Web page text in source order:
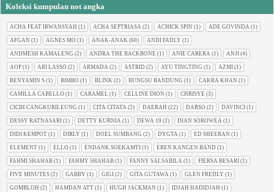
Koleksi kumpulan not angka
ACHA FEAT IRWANSYAH (1) ACHA SEPTRIASA (2) ACHICK SPIN (1) ADE GOVINDA (1)
AFGAN (1) AGNES MO (1) ANAK-ANAK (60) ANDI FADLY (1)
ANDMESH KAMALENG (2) ANDRA THE BACKBONE (1) ANIE CARERA (1) ANJI (4)
AOP (1) ARI LASSO (2) ARMADA (2) ASTRID (2) AYU TINGTING (1) AZMI (1)
BENYAMIN S (1) BIMBO (1) BLINK (2) BUNGSU BANDUNG (1) CAKRA KHAN (1)
CAMILLA CABELLO (1) CARAMEL (1) CELLINE DION (1) CHRISYE (3)
CICIH CANGKURILEUNG (1) CITA CITATA (2) DAERAH (22) DARSO (2) DAVINCI (1)
DESSY RATNASARI (1) DETTY KURNIA (1) DEWA 19 (2) DIAN SOROWEA (1)
DIDI KEMPOT (1) DIRLY (1) DOEL SUMBANG (2) DYGTA (1) ED SHEERAN (1)
ELEMENT (1) ELLO (1) ENDANK SOEKAMTI (1) EREN KANGEN BAND (1)
FAHMI SHAHAB (1) FAHMY SHAHAB (1) FANNY SALSABILA (1) FIERSA BESARI (1)
FIVE MINUTES (2) GABBY (1) GIGI (2) GITA GUTAWA (1) GLEN FREDLY (1)
GOMBLOH (2) HAMDAN ATT (1) HUGH JACKMAN (1) IDJAH HADIDJAH (1)